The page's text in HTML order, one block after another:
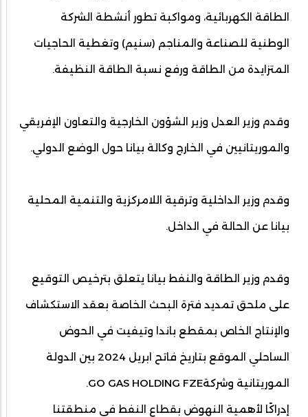
الطاقة الكهربائية، ومواكبة تطور أنشطة الشركة
الوطنية للصناعة والمناجم (سنيم) وتغطية الحاجيات
المتزايدة من الطاقة ورفع نسبة الطاقة النظيفة.
وقدم وزير العدل وزير الشؤون الخارجية والتعاون الإفريقي
والموريتانيين في الخارج وكالة بيانا حول الوضع الدولي.
وقدم وزير الداخلية وترقية اللامركزية والتنمية المحلية
بيانا عن الحالة في الداخل.
وقدم وزير الطاقة والنفط بيانا يتعلق بترخيص التوقيع
على ملحق تمديد فترة البحث الخاصة بعقد الاستكشاف
والإنتاج الخاص بمقطع باندا وتيفيت في الحوض
الساحلي الموقع بتاريخ فاتح ابريل 2024 بين الدولة
الموريتانية وشركةGO GAS HOLDING FZE.
إدراكًا لأهمية النهوض بقطاع النفط في منطقتنا